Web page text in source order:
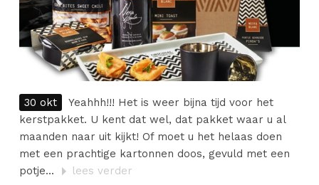
30 okt
Yeahhh!!! Het is weer bijna tijd voor het
kerstpakket. U kent dat wel, dat pakket waar u al
maanden naar uit kijkt! Of moet u het helaas doen
met een prachtige kartonnen doos, gevuld met een
potje...
lees verder